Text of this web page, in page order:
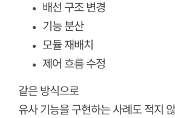
배선 구조 변경
기능 분산
모듈 재배치
제어 흐름 수정
같은 방식으로
유사 기능을 구현하는 사례도 적지